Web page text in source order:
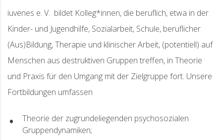
iuvenes e. V. bildet Kolleg*innen, die beruflich, etwa in der
Kinder- und Jugendhilfe, Sozialarbeit, Schule, beruflicher
(Aus)Bildung, Therapie und klinischer Arbeit, (potentiell) auf
Menschen aus destruktiven Gruppen treffen, in Theorie
und Praxis für den Umgang mit der Zielgruppe fort. Unsere
Fortbildungen umfassen
Theorie der zugrundeliegenden psychosozialen
Gruppendynamiken;